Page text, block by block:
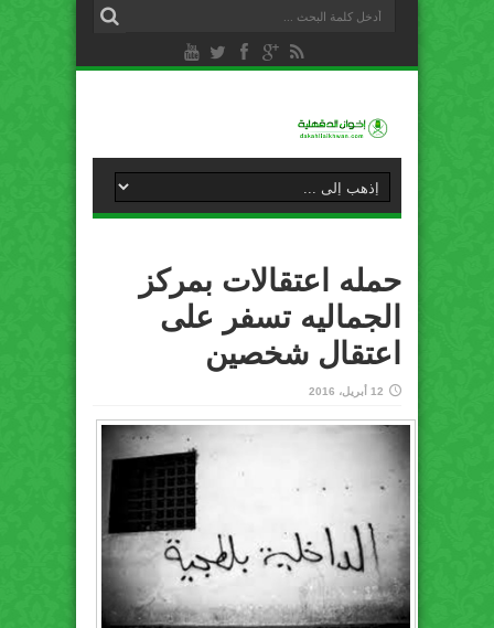
حمله اعتقالات بمركز
الجماليه تسفر على
اعتقال شخصين
12 أبريل، 2016